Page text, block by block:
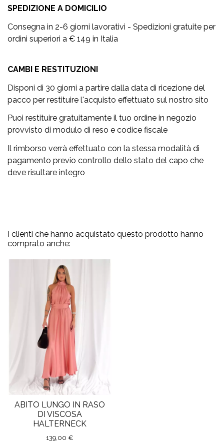
SPEDIZIONE A DOMICILIO
Consegna in 2-6 giorni lavorativi - Spedizioni gratuite per
ordini superiori a € 149 in Italia
CAMBI E RESTITUZIONI
Disponi di 30 giorni a partire dalla data di ricezione del
pacco per restituire l'acquisto effettuato sul nostro sito
Puoi restituire gratuitamente il tuo ordine in negozio
provvisto di modulo di reso e codice fiscale
Il rimborso verrà effettuato con la stessa modalità di
pagamento previo controllo dello stato del capo che
deve risultare integro
I clienti che hanno acquistato questo prodotto hanno
comprato anche:
ABITO LUNGO IN RASO
DI VISCOSA
HALTERNECK
139,00 €